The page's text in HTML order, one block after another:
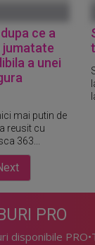
ce a
jumatate
a unei
mai putin de
reusit cu
363...
PRO
disponibile